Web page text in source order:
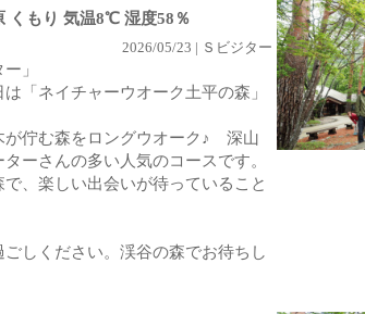
くもり 気温8℃ 湿度58％
2026/05/23 | Ｓビジター
」
「ネイチャーウオーク土平の森」
が佇む森をロングウオーク♪ 深山
ーさんの多い人気のコースです。
、楽しい出会いが待っていること
しください。渓谷の森でお待ちし